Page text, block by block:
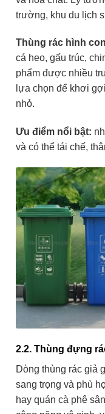
trường, khu du lịch
Thùng rác hình
cá heo, gấu trúc,
phẩm được nhiều
lựa chọn để khơi
nhỏ.
Ưu điểm nổi bật:
và có thể tái chế,
2.2. Thùng đựng
Dòng thùng rác giả
sang trọng và phù
hay quán cà phê